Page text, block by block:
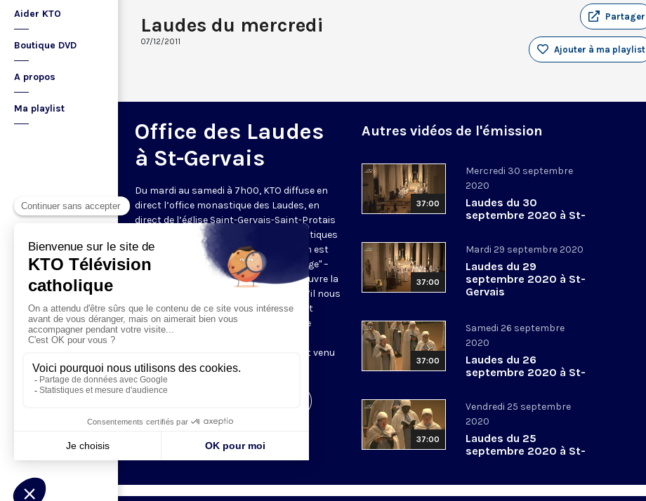
Aider KTO
Boutique DVD
A propos
Ma playlist
Laudes du mercredi
07/12/2011
Partager
Ajouter à ma playlist
Office des Laudes
à St-Gervais
Du mardi au samedi à 7h00, KTO diffuse en
direct l’office monastique des Laudes, en
direct de l’église Saint-Gervais-Saint-Protais
(Paris IVe), avec les Fraternités Monastiques
de Jérusalem. Les Laudes – dont le nom est
dérivé du terme latin qui signifie "louange" –
sont d’abord la prière de louange qui ouvre la
journée pour remercier Dieu du don qu’il nous
fait de ce jour nouveau, et le placer tout
entier sous son regard. Mais son heure
Résurrection du Seigneur, "soleil levant venu
nous visiter" (Lc 1,28).
Autres vidéos de l'émission
37:00
Mercredi 30 septembre
2020
Laudes du 30
septembre 2020 à St-
37:00
Mardi 29 septembre 2020
Laudes du 29
septembre 2020 à St-
Gervais
37:00
Samedi 26 septembre
2020
Laudes du 26
septembre 2020 à St-
37:00
Vendredi 25 septembre
2020
Laudes du 25
septembre 2020 à St-